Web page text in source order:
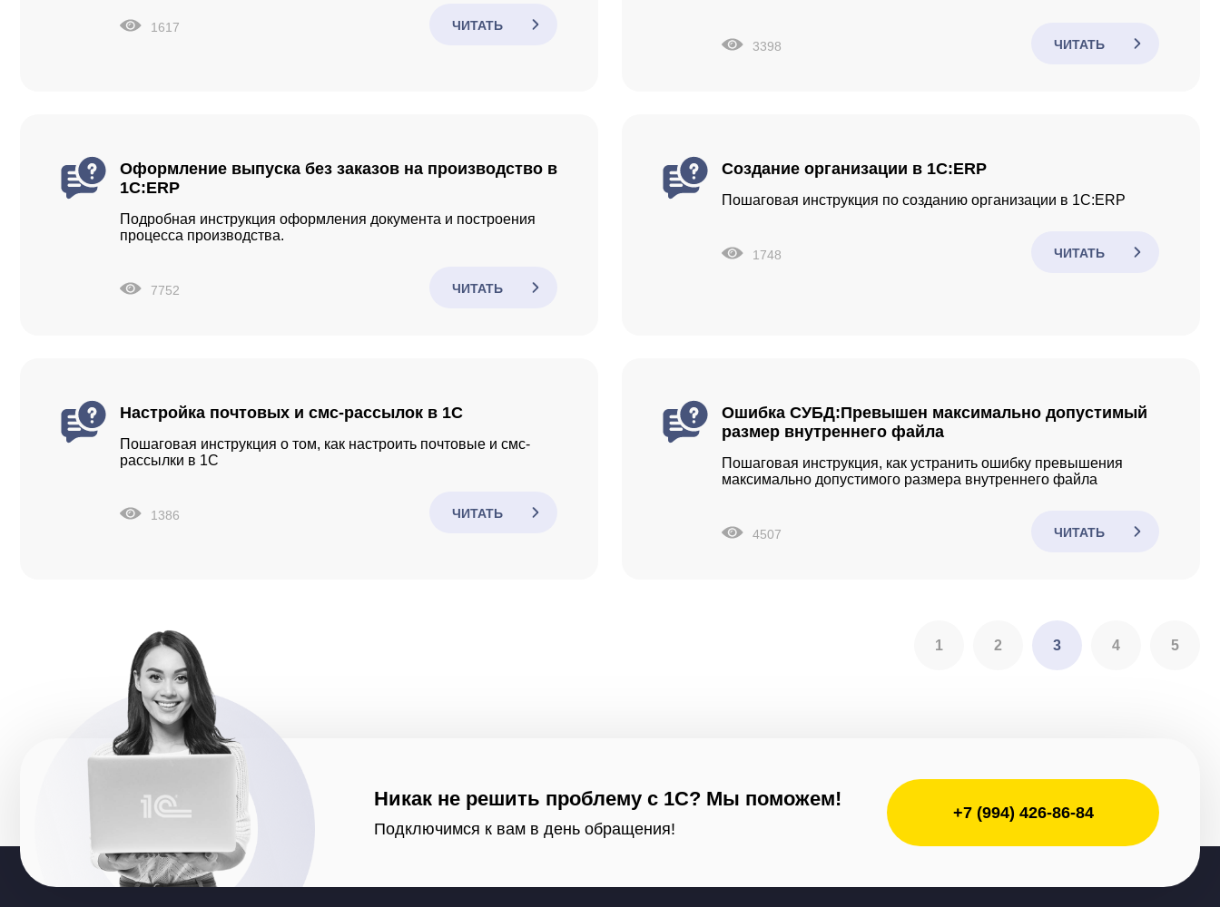
1617 ЧИТАТЬ
3398 ЧИТАТЬ
Оформление выпуска без заказов на производство в
1С:ERP
Подробная инструкция оформления документа и построения
процесса производства.
7752 ЧИТАТЬ
Создание организации в 1С:ERP
Пошаговая инструкция по созданию организации в 1С:ERP
1748 ЧИТАТЬ
Настройка почтовых и смс-рассылок в 1С
Пошаговая инструкция о том, как настроить почтовые и смс-
рассылки в 1С
1386 ЧИТАТЬ
Ошибка СУБД:Превышен максимально допустимый
размер внутреннего файла
Пошаговая инструкция, как устранить ошибку превышения
максимально допустимого размера внутреннего файла
4507 ЧИТАТЬ
1 2 3 4 5
Никак не решить проблему с 1С? Мы поможем!
Подключимся к вам в день обращения!
+7 (994) 426-86-84